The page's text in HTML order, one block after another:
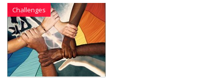
Challenges